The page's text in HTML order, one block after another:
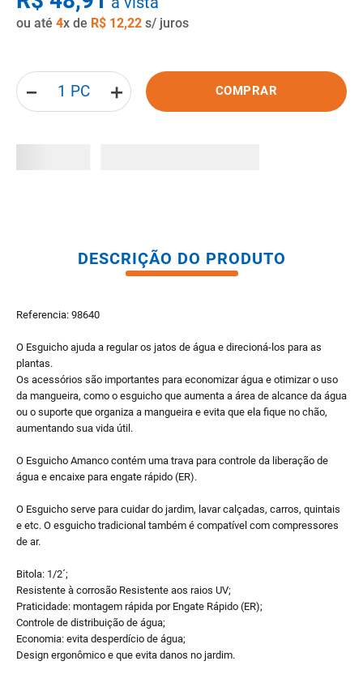
ou até 4x de R$ 12,22 s/ juros
＋
－ COMPRAR
DESCRIÇÃO DO PRODUTO
Referencia: 98640
O Esguicho ajuda a regular os jatos de água e direcioná-los para as
plantas.
Os acessórios são importantes para economizar água e otimizar o uso
da mangueira, como o esguicho que aumenta a área de alcance da água
ou o suporte que organiza a mangueira e evita que ela fique no chão,
aumentando sua vida útil.
O Esguicho Amanco contém uma trava para controle da liberação de
água e encaixe para engate rápido (ER).
O Esguicho serve para cuidar do jardim, lavar calçadas, carros, quintais
e etc. O esguicho tradicional também é compatível com compressores
de ar.
Bitola: 1/2´;
Resistente à corrosão Resistente aos raios UV;
Praticidade: montagem rápida por Engate Rápido (ER);
Controle de distribuição de água;
Economia: evita desperdício de água;
Design ergonômico e que evita danos no jardim.
7º telha fibrocimento
vaso sanitario caixa acoplada